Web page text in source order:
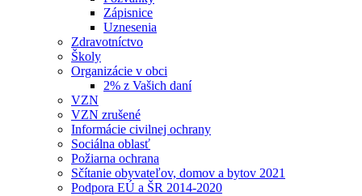
Zápisnice
Uznesenia
Zdravotníctvo
Školy
Organizácie v obci
2% z Vašich daní
VZN
VZN zrušené
Informácie civilnej ochrany
Sociálna oblasť
Požiarna ochrana
Sčítanie obyvateľov, domov a bytov 2021
Podpora EÚ a ŠR 2014-2020